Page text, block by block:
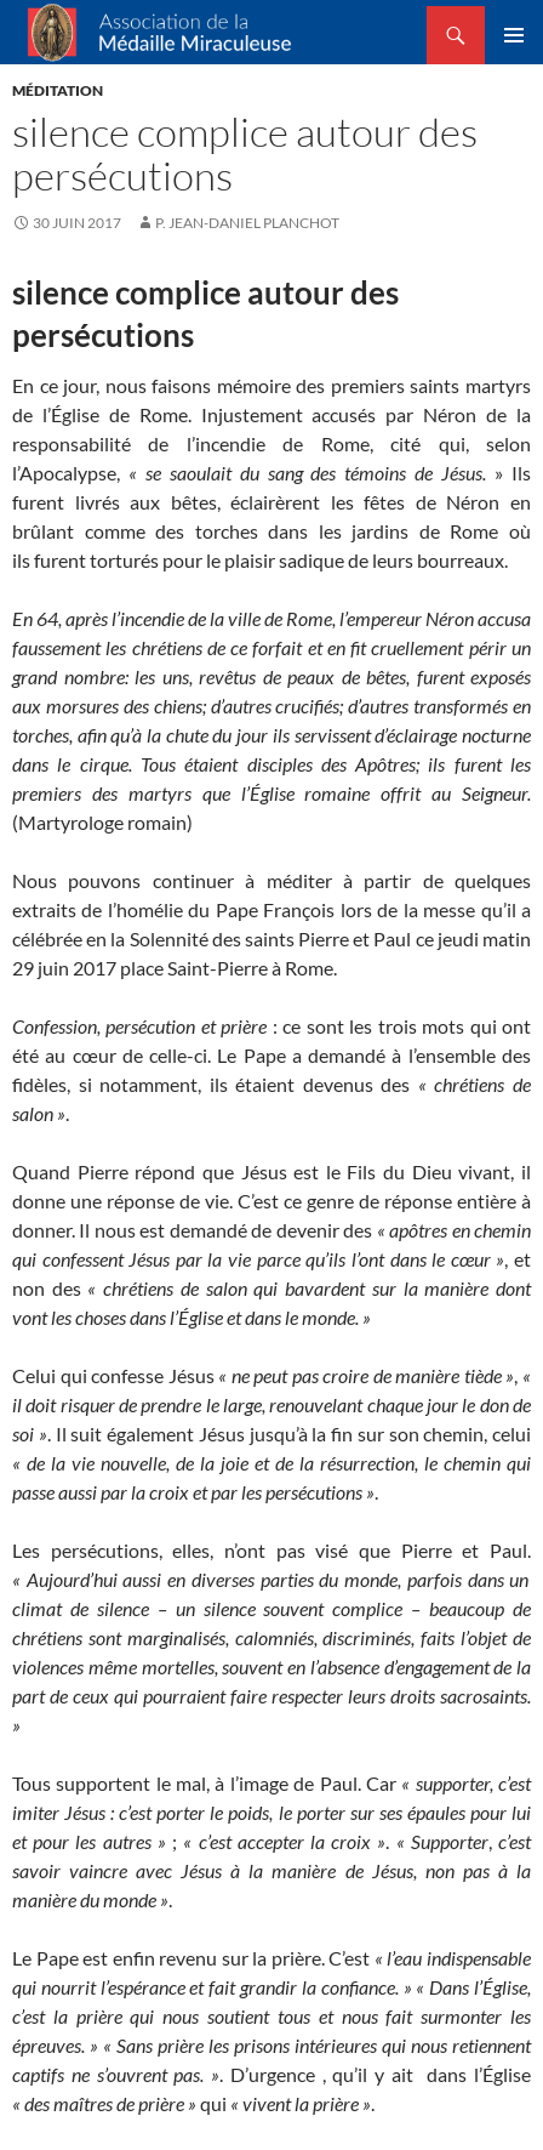
Association de la Médaille Miraculeuse
Recherche
ALLER
AU
MÉDITATION
silence complice autour des
persécutions
30 JUIN 2017 P. JEAN-DANIEL PLANCHOT
silence complice autour des
persécutions
En ce jour, nous faisons mémoire des premiers saints martyrs
de l’Église de Rome. Injustement accusés par Néron de la
responsabilité de l’incendie de Rome, cité qui, selon
l’Apocalypse, « se saoulait du sang des témoins de Jésus. » Ils
furent livrés aux bêtes, éclairèrent les fêtes de Néron en
brûlant comme des torches dans les jardins de Rome où
ils furent torturés pour le plaisir sadique de leurs bourreaux.
En 64, après l’incendie de la ville de Rome, l’empereur Néron accusa
faussement les chrétiens de ce forfait et en fit cruellement périr un
grand nombre: les uns, revêtus de peaux de bêtes, furent exposés
aux morsures des chiens; d’autres crucifiés; d’autres transformés en
torches, afin qu’à la chute du jour ils servissent d’éclairage nocturne
dans le cirque. Tous étaient disciples des Apôtres; ils furent les
premiers des martyrs que l’Église romaine offrit au Seigneur.
(Martyrologe romain)
Nous pouvons continuer à méditer à partir de quelques
extraits de l’homélie du Pape François lors de la messe qu’il a
célébrée en la Solennité des saints Pierre et Paul ce jeudi matin
29 juin 2017 place Saint-Pierre à Rome.
Confession, persécution et prière : ce sont les trois mots qui ont
été au cœur de celle-ci. Le Pape a demandé à l’ensemble des
fidèles, si notamment, ils étaient devenus des « chrétiens de
salon ».
Quand Pierre répond que Jésus est le Fils du Dieu vivant, il
donne une réponse de vie. C’est ce genre de réponse entière à
donner. Il nous est demandé de devenir des « apôtres en chemin
qui confessent Jésus par la vie parce qu’ils l’ont dans le cœur », et
non des « chrétiens de salon qui bavardent sur la manière dont
vont les choses dans l’Église et dans le monde. »
Celui qui confesse Jésus« ne peut pas croire de manière tiède », «
il doit risquer de prendre le large, renouvelant chaque jour le don de
soi ». Il suit également Jésus jusqu’à la fin sur son chemin, celui
« de la vie nouvelle, de la joie et de la résurrection, le chemin qui
passe aussi par la croix et par les persécutions ».
Les persécutions, elles, n’ont pas visé que Pierre et Paul.
« Aujourd’hui aussi en diverses parties du monde, parfois dans un
climat de silence – un silence souvent complice – beaucoup de
chrétiens sont marginalisés, calomniés, discriminés, faits l’objet de
violences même mortelles, souvent en l’absence d’engagement de la
part de ceux qui pourraient faire respecter leurs droits sacrosaints.
»
Tous supportent le mal, à l’image de Paul. Car « supporter, c’est
imiter Jésus : c’est porter le poids, le porter sur ses épaules pour lui
et pour les autres » ; « c’est accepter la croix ». « Supporter,c’est
savoir vaincre avec Jésus à la manière de Jésus, non pas à la
manière du monde ».
Le Pape est enfin revenu sur la prière. C’est « l’eau indispensable
qui nourrit l’espérance et fait grandir la confiance. » « Dans l’Église,
c’est la prière qui nous soutient tous et nous fait surmonter les
épreuves. » « Sans prière les prisons intérieures qui nous retiennent
captifs ne s’ouvrent pas. ». D’urgence , qu’il y ait dans l’Église
« des maîtres de prière » qui « vivent la prière ».